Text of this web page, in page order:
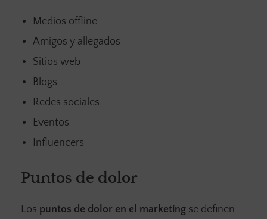
Medios offline
Amigos y allegados
Sitios web
Blogs
Redes sociales
Eventos
Influencers
Puntos de dolor
Los puntos de dolor en el marketing se definen